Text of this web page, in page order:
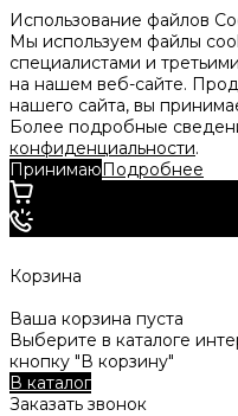
Использование файлов
Мы используем файлы
специалистами и
на нашем веб-сайте.
нашего сайта, вы
Более подробные
конфиденциальности.
ПринимаюПодробнее
Корзина
Ваша корзина пуста
Выберите в каталоге
кнопку "В корзину"
В каталог
Заказать звонок